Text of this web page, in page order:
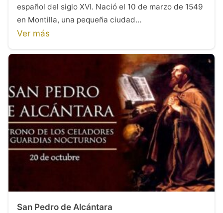
español del siglo XVI. Nació el 10 de marzo de 1549
en Montilla, una pequeña ciudad…
Ver más
San Pedro de Alcántara